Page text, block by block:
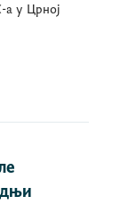
у Црној